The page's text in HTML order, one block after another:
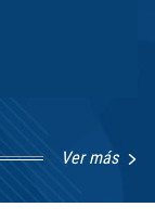
Ver más